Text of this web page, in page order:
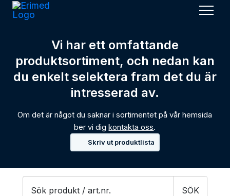
Meny
Vi har ett omfattande
produktsortiment, och nedan kan
du enkelt selektera fram det du är
intresserad av.
Om det är något du saknar i sortimentet på vår hemsida
ber vi digkontakta oss.
Skriv ut produktlista
Products
SÖK